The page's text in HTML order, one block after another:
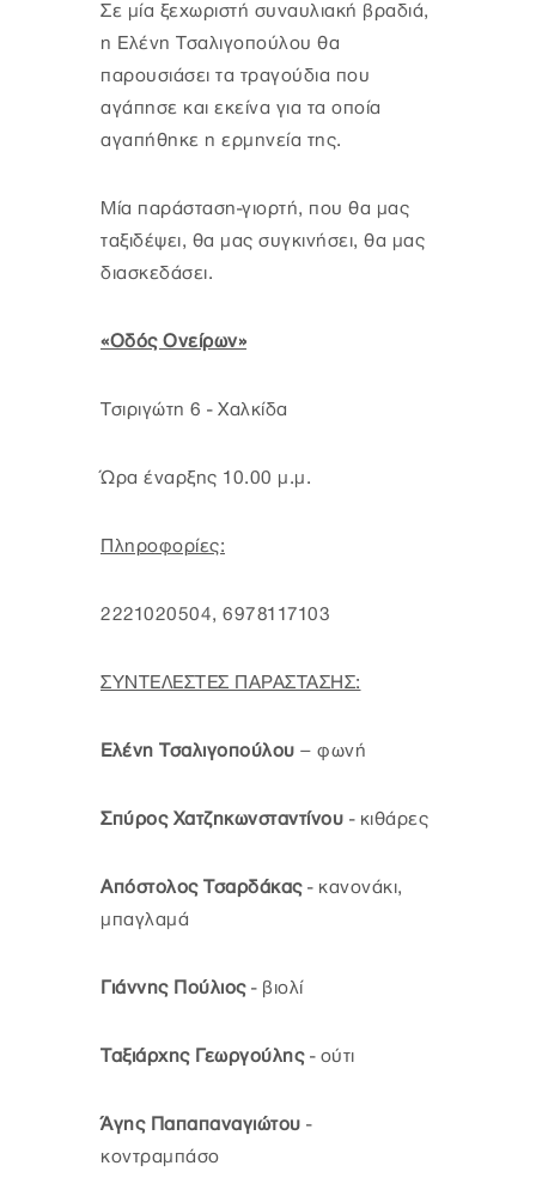
Σε μία ξεχωριστή συναυλιακή βραδιά,
η Ελένη Τσαλιγοπούλου θα
παρουσιάσει τα τραγούδια που
αγάπησε και εκείνα για τα οποία
αγαπήθηκε η ερμηνεία της.
Μία παράσταση-γιορτή, που θα μας
ταξιδέψει, θα μας συγκινήσει, θα μας
διασκεδάσει.
«Οδός Ονείρων»
Τσιριγώτη 6 - Χαλκίδα
Ώρα έναρξης 10.00 μ.μ.
Πληροφορίες:
2221020504, 6978117103
ΣΥΝΤΕΛΕΣΤΕΣ ΠΑΡΑΣΤΑΣΗΣ:
Ελένη Τσαλιγοπούλου – φωνή
Σπύρος Χατζηκωνσταντίνου - κιθάρες
Απόστολος Τσαρδάκας - κανονάκι,
μπαγλαμά
Γιάννης Πούλιος- βιολί
Ταξιάρχης Γεωργούλης- ούτι
Άγης Παπαπαναγιώτου -
κοντραμπάσο